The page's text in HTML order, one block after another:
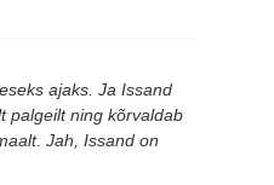
ajaks. Ja Issand
palgeilt ning kõrvaldab
Jah, Issand on